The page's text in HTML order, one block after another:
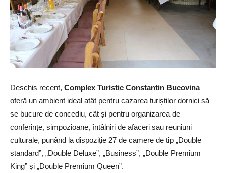
Deschis recent, Complex Turistic Constantin Bucovina
oferă un ambient ideal atât pentru cazarea turiștilor dornici să
se bucure de concediu, cât și pentru organizarea de
conferințe, simpozioane, întâlniri de afaceri sau reuniuni
culturale, punând la dispoziție 27 de camere de tip „Double
standard”, „Double Deluxe”, „Business”, „Double Premium
King” și „Double Premium Queen”.